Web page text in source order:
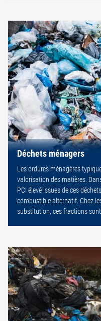
Déchets ménagers
Les ordures ménagères
valorisation des matières.
PCI élevé issues de ces
combustible alternatif. Chez
substitution, ces fractions